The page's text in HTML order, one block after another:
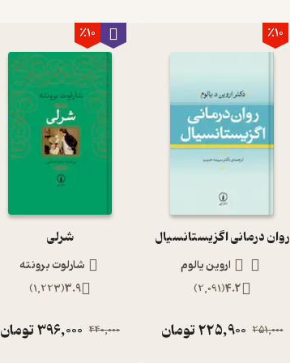
٪10
روان درمانی اگزیستانسیال
اروین یالوم
4.2
(
2,091
)
251,000
225,900تومان
٪10
شرلی
شارلوت برونته
3.9
(
1,223
)
440,000
396,000تومان